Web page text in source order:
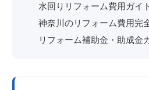
水回りリフォーム費用ガイ
神奈川のリフォーム費用完
リフォーム補助金・助成金